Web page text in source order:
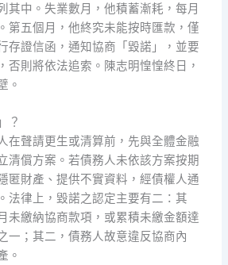
其中。失業數月，他積蓄漸耗，每月
第五個月，他終究未能按時匯款，僅
存證信函，通知協商「毀諾」，並要
否則將依法追索。陳志明惶惶終日，
。
？
在聲請更生或清算前，先與全體金融
清償方案。若債務人未依該方案按期
匿財產、提供不實資料，經債權人通
法律上，毀諾之認定主要有二：其
未繳納協商款項，或累積未繳金額達
一；其二，債務人故意違反協商內
。